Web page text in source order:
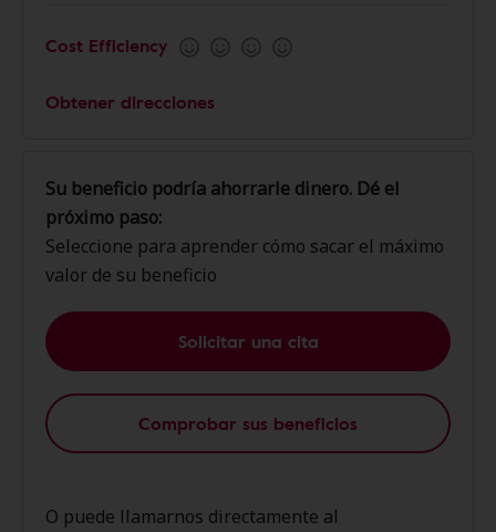
Cost Efficiency
Obtener direcciones
Su beneficio podría ahorrarle dinero. Dé el
próximo paso:
Seleccione para aprender cómo sacar el máximo
valor de su beneficio
Solicitar una cita
Comprobar sus beneficios
O puede llamarnos directamente al